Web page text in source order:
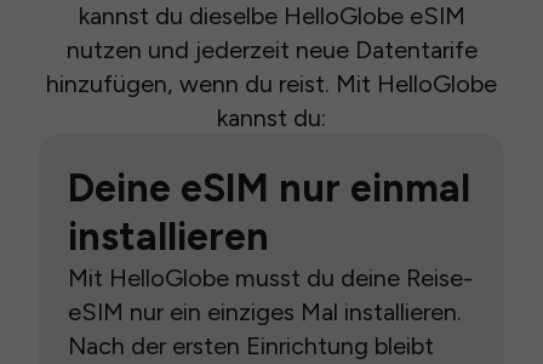
kannst du dieselbe HelloGlobe eSIM
nutzen und jederzeit neue Datentarife
hinzufügen, wenn du reist. Mit HelloGlobe
kannst du:
Deine eSIM nur einmal
installieren
Mit HelloGlobe musst du deine Reise-
eSIM nur ein einziges Mal installieren.
Nach der ersten Einrichtung bleibt